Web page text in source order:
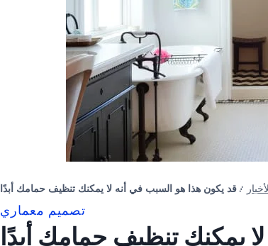
/ قد يكون هذا هو السبب في أنه لا يمكنك تنظيف حمامك أبدًا
تصميم معماري
يمكنك تنظيف حمامك أبدًا